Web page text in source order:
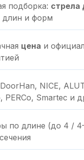
подборка: стрела
длин и форм
цена и
NICE,
PERCo, Smartec и
по длине (до 4 /